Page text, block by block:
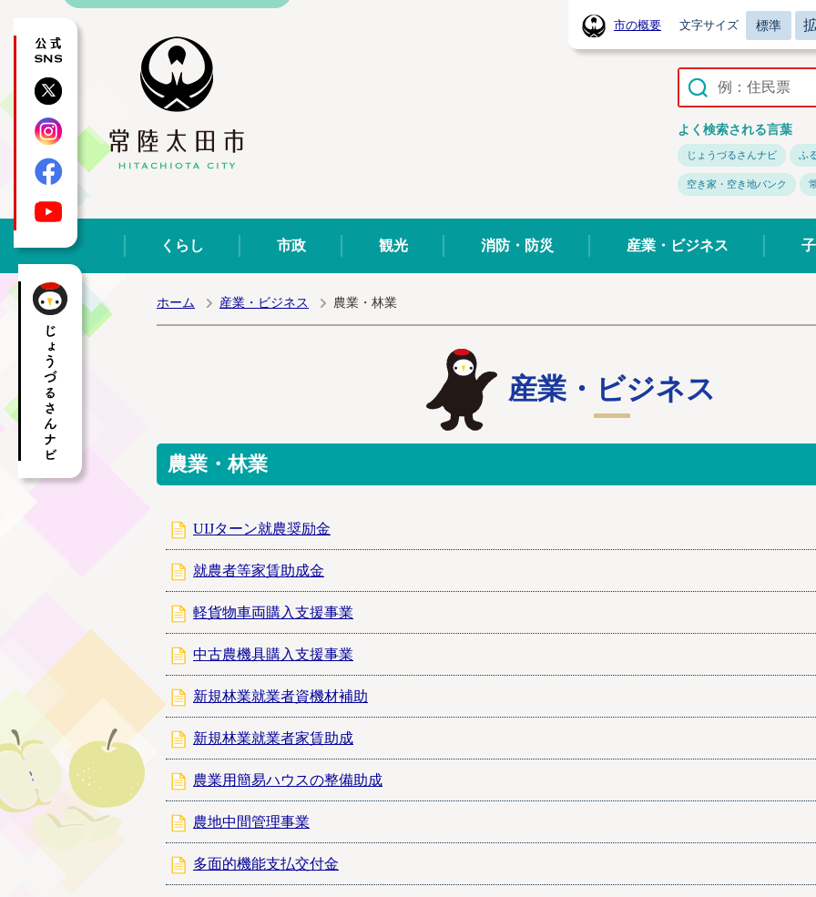
常陸太田市ホームページ
市の概要 文字サイズ 標準
よく検索される言葉
じょうづるさんナビ ふ
空き家・空き地バンク
公式SNS
X
Instagram
Facebook
YouTube くらし 市政 観光 消防・防災 産業・ビジネス
ホーム 産業・ビジネス 農業・林業
産業・ビジネス
農業・林業
UIJターン就農奨励金
就農者等家賃助成金
軽貨物車両購入支援事業
中古農機具購入支援事業
新規林業就業者資機材補助
新規林業就業者家賃助成
農業用簡易ハウスの整備助成
農地中間管理事業
多面的機能支払交付金